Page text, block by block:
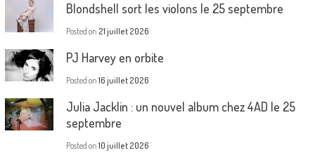
Blondshell sort les violons le 25 septembre
Posted on 21 juillet 2026
PJ Harvey en orbite
Posted on 16 juillet 2026
Julia Jacklin : un nouvel album chez 4AD le 25
septembre
Posted on 10 juillet 2026